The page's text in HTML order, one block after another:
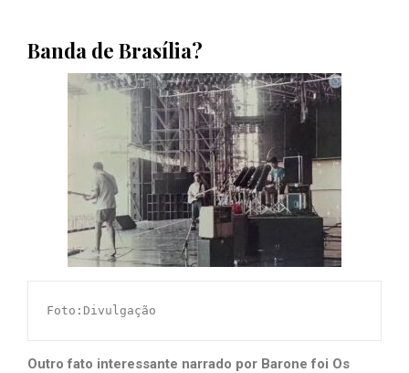
Banda de Brasília?
Foto:Divulgação
Outro fato interessante narrado por Barone foi Os